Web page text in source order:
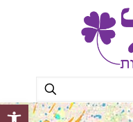
פתח